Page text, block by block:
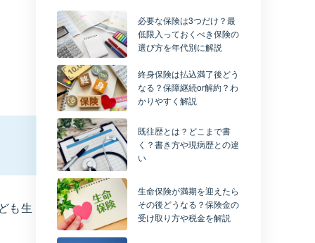
も生
必要な保険は3つだけ？最
低限入っておくべき保険の
選び方を年代別に解説
終身保険は払込満了後どう
なる？保障継続or解約？わ
かりやすく解説
既往歴とは？どこまで書
く？書き方や現病歴との違
い
生命保険が満期を迎えたら
その後どうなる？保険金の
受け取り方や税金を解説